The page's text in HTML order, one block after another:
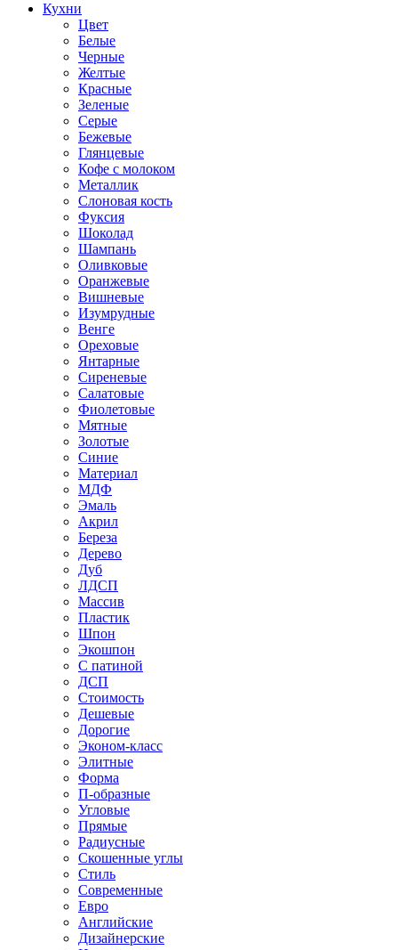
Кухни
Цвет
Белые
Черные
Желтые
Красные
Зеленые
Серые
Бежевые
Глянцевые
Кофе с молоком
Металлик
Слоновая кость
Фуксия
Шоколад
Шампань
Оливковые
Оранжевые
Вишневые
Изумрудные
Венге
Ореховые
Янтарные
Сиреневые
Салатовые
Фиолетовые
Мятные
Золотые
Синие
Материал
МДФ
Эмаль
Акрил
Береза
Дерево
Дуб
ЛДСП
Массив
Пластик
Шпон
Экошпон
С патиной
ДСП
Стоимость
Дешевые
Дорогие
Эконом-класс
Элитные
Форма
П-образные
Угловые
Прямые
Радиусные
Скошенные углы
Стиль
Современные
Евро
Английские
Дизайнерские